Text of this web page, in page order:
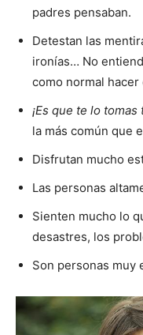
padres pensaban.
Detestan las
ironías… No
como normal
¡Es que te lo
la más común que
Disfrutan mucho
Las personas
Sienten mucho lo
desastres, los
Son personas muy